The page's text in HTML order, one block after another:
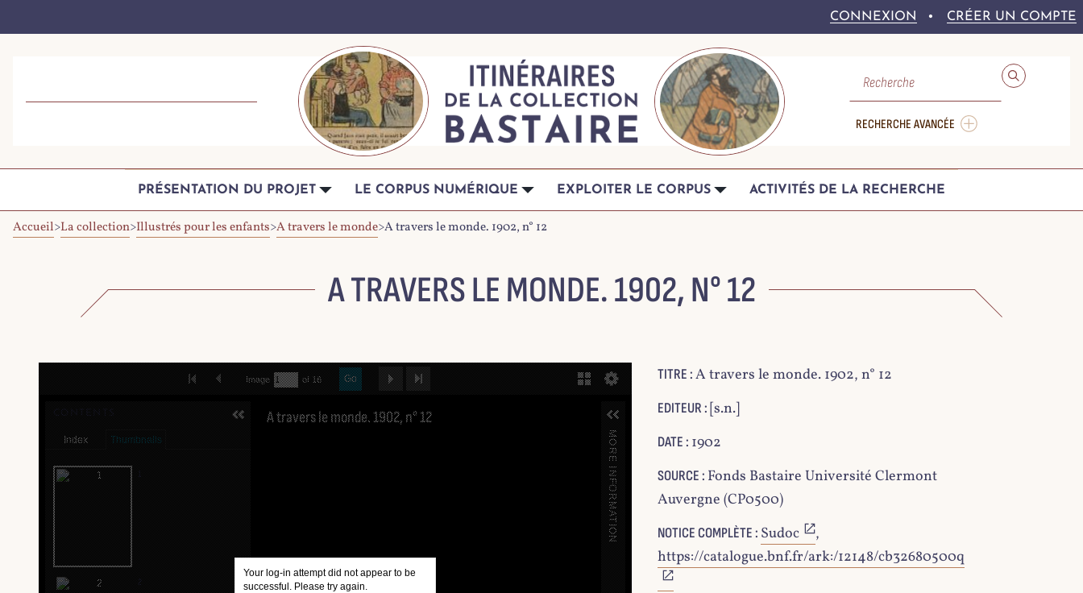
CONNEXION CRÉER UN COMPTE
RECHERCHE AVANCÉE
PRÉSENTATION DU PROJET LE CORPUS NUMÉRIQUE EXPLOITER LE CORPUS ACTIVITÉS DE LA RECHERCHE
Accueil>La collection>Illustrés pour les enfants>A travers le monde>A travers le monde. 1902, n° 12
A TRAVERS LE MONDE. 1902, N° 12
FIRST IMAGEPREVIOUS IMAGE
Image of 16 Go
NEXT IMAGELAST IMAGE GALLERY
A travers le monde. 1902, n° 12
CONTENTS
Index Thumbnails
1
2
MORE INFORMATION
Your log-in attempt did not appear to be
successful. Please try again.
TITRE :A travers le monde. 1902, n° 12
EDITEUR :[s.n.]
DATE : 1902
SOURCE : Fonds Bastaire Université Clermont
Auvergne (CP0500)
NOTICE COMPLÈTE : Sudoc
,
https://catalogue.bnf.fr/ark:/12148/cb32680500q